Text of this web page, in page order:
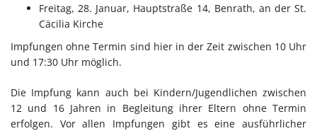
Freitag, 28. Januar, Hauptstraße 14, Benrath, an der St.
Cäcilia Kirche
Impfungen ohne Termin sind hier in der Zeit zwischen 10 Uhr
und 17:30 Uhr möglich.
Die Impfung kann auch bei Kindern/Jugendlichen zwischen
12 und 16 Jahren in Begleitung ihrer Eltern ohne Termin
erfolgen. Vor allen Impfungen gibt es eine ausführlicher